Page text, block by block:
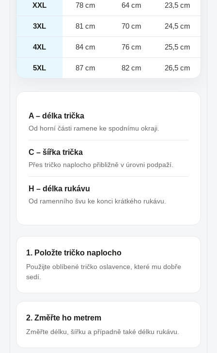
XXL 78 cm 64 cm 23,5 cm
3XL 81 cm 70 cm 24,5 cm
4XL 84 cm 76 cm 25,5 cm
5XL 87 cm 82 cm 26,5 cm
A – délka trička
Od horní části ramene ke spodnímu okraji.
C – šířka trička
Přes tričko naplocho přibližně v úrovni podpaží.
H – délka rukávu
Od ramenního švu ke konci krátkého rukávu.
1. Položte tričko naplocho
Použijte oblíbené tričko oslavence, které mu dobře
sedí.
2. Změřte ho metrem
Změřte délku, šířku a případně také délku rukávu.